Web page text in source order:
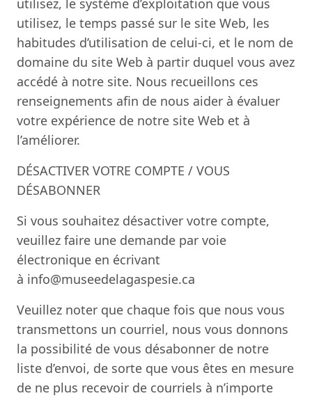
utilisez, le système d’exploitation que vous
utilisez, le temps passé sur le site Web, les
habitudes d’utilisation de celui-ci, et le nom de
domaine du site Web à partir duquel vous avez
accédé à notre site. Nous recueillons ces
renseignements afin de nous aider à évaluer
votre expérience de notre site Web et à
l’améliorer.
DÉSACTIVER VOTRE COMPTE / VOUS
DÉSABONNER
Si vous souhaitez désactiver votre compte,
veuillez faire une demande par voie
électronique en écrivant
à info@museedelagaspesie.ca
Veuillez noter que chaque fois que nous vous
transmettons un courriel, nous vous donnons
la possibilité de vous désabonner de notre
liste d’envoi, de sorte que vous êtes en mesure
de ne plus recevoir de courriels à n’importe